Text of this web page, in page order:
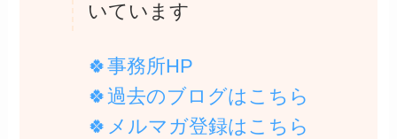
いています
🍀事務所HP
🍀過去のブログは こちら
🍀メルマガ登録は こちら